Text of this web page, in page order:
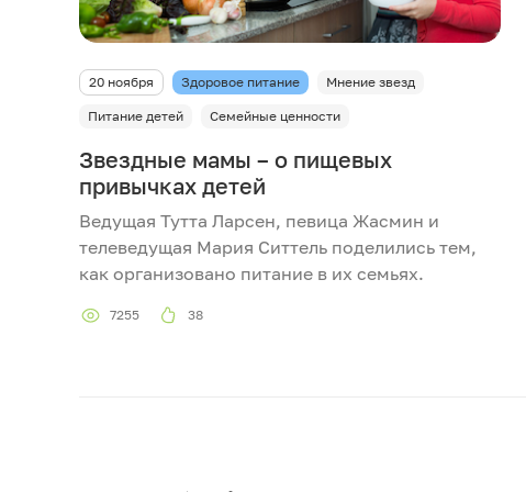
20 ноября Здоровое питание Мнение звезд
Питание детей Семейные ценности
Звездные мамы – о пищевых
привычках детей
Ведущая Тутта Ларсен, певица Жасмин и
телеведущая Мария Ситтель поделились тем,
как организовано питание в их семьях.
7255 38